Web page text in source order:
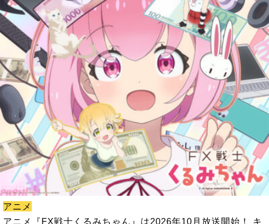
アニメ
アニメ『FX戦士くるみちゃん』は2026年10月放送開始！ キ